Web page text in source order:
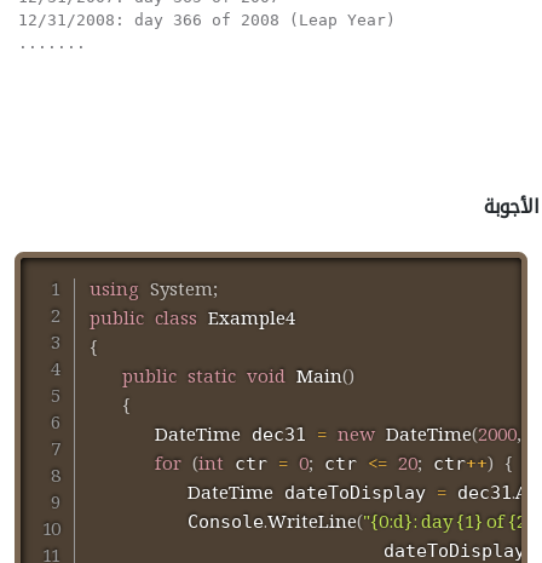
12/31/2008: day 366 of 2008 (Leap Year)
.......
الأجوبة
using System;
public class Example4
{
public static void Main()
{
DateTime dec31 = new DateTime(2000,
for (int ctr = 0; ctr <= 20; ctr++) {
DateTime dateToDisplay = dec31.
         Console
.WriteLine("{0:d}: day {1} of {2}
                           dateToDisplay